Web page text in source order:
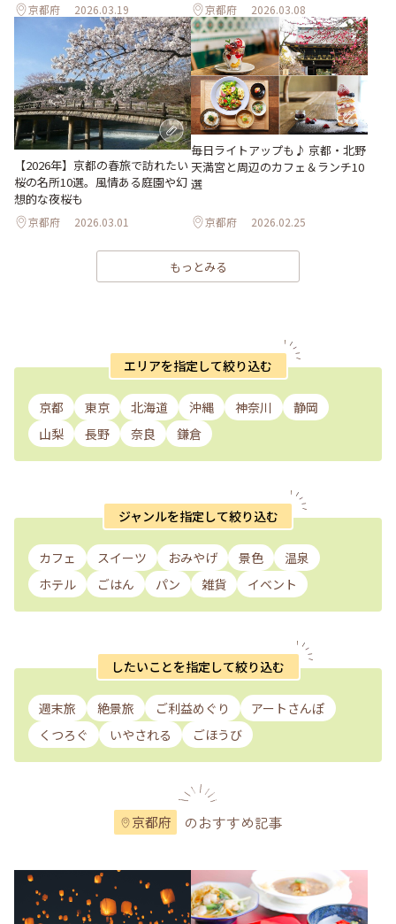
京都府 2026.03.19 京都府 2026.03.08
【2026年】京都の春旅で訪れたい
桜の名所10選。風情ある庭園や幻
想的な夜桜も
京都府 2026.03.01
毎日ライトアップも♪ 京都・北野
天満宮と周辺のカフェ＆ランチ10
選
京都府 2026.02.25
もっとみる
エリアを指定して絞り込む
京都 東京 北海道 沖縄 神奈川
静岡
山梨
長野 奈良 鎌倉
ジャンルを指定して絞り込む
カフェ スイーツ おみやげ 景色
温泉
ホテル
ごはん パン 雑貨 イベント
したいことを指定して絞り込む
週末旅 絶景旅 ご利益めぐり
アートさんぽ
くつろぐ
いやされる ごほうび
京都府 のおすすめ記事